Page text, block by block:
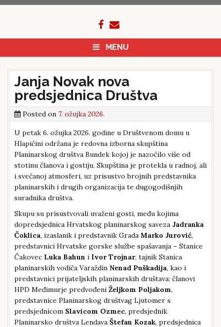
MENU
Janja Novak nova
predsjednica Društva
Posted on 7. ožujka 2026.
U petak 6. ožujka 2026. godine u Društvenom domu u
Hlapičini održana je redovna izborna skupština
Planinarskog društva Bundek kojoj je nazočilo više od
stotinu članova i gostiju. Skupština je protekla u radnoj, ali
i svečanoj atmosferi, uz prisustvo brojnih predstavnika
planinarskih i drugih organizacija te dugogodišnjih
suradnika društva.
Skupu su prisustvovali uvaženi gosti, među kojima
dopredsjednica Hrvatskog planinarskog saveza Jadranka
Čoklica, izaslanik i predstavnik Grada Marko Jurović,
predstavnici Hrvatske gorske službe spašavanja – Stanice
Čakovec Luka Bahun i Ivor Trojnar, tajnik Stanica
planinarskih vodiča Varaždin Nenad Puškadija, kao i
predstavnici prijateljskih planinarskih društava: članovi
HPD Međimurje predvođeni Željkom Poljakom,
predstavnice Planinarskog društvag Ljutomer s
predsjednicom Slavicom Ozmec, predsjednik
Planinarsko društva Lendava Štefan Kozak, predsjednica